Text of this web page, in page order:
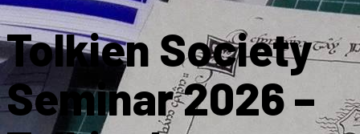
Tolkien Society
Seminar 2026 –